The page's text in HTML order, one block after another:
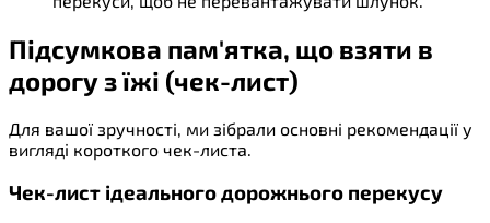
Підсумкова пам'ятка, що взяти в
дорогу з їжі (чек-лист)
Для вашої зручності, ми зібрали основні рекомендації у
вигляді короткого чек-листа.
Чек-лист ідеального дорожнього перекусу